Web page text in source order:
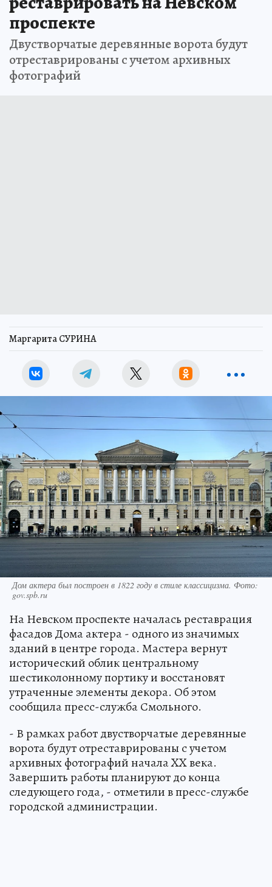
проспекте
Двустворчатые деревянные ворота будут
отреставрированы с учетом архивных
фотографий
Маргарита СУРИНА
Дом актера был построен в 1822 году в стиле классицизма. Фото:
gov.spb.ru
На Невском проспекте началась реставрация
фасадов Дома актера - одного из значимых
зданий в центре города. Мастера вернут
исторический облик центральному
шестиколонному портику и восстановят
утраченные элементы декора. Об этом
сообщила пресс-служба Смольного.
- В рамках работ двустворчатые деревянные
ворота будут отреставрированы с учетом
архивных фотографий начала XX века.
Завершить работы планируют до конца
следующего года, - отметили в пресс-службе
городской администрации.